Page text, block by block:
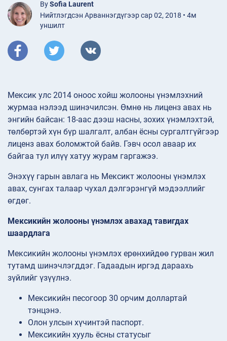
BySofia Laurent
Нийтлэгдсэн Арваннэгдүгээр сар 02, 2018 • 4м
уншилт
Мексик улс 2014 оноос хойш жолооны үнэмлэхний
журмаа нэлээд шинэчилсэн. Өмнө нь лиценз авах нь
энгийн байсан: 18-аас дээш насны, зохих үнэмлэхтэй,
төлбөртэй хүн бүр шалгалт, албан ёсны сургалтгүйгээр
лиценз авах боломжтой байв. Гэвч осол аваар их
байгаа тул илүү хатуу журам гаргажээ.
Энэхүү гарын авлага нь Мексикт жолооны үнэмлэх
авах, сунгах талаар чухал дэлгэрэнгүй мэдээллийг
өгдөг.
Мексикийн жолооны үнэмлэх авахад тавигдах
шаардлага
Мексикийн жолооны үнэмлэх ерөнхийдөө гурван жил
тутамд шинэчлэгддэг. Гадаадын иргэд дараахь
зүйлийг үзүүлнэ.
Мексикийн песогоор 30 орчим доллартай
тэнцэнэ.
Олон улсын хүчинтэй паспорт.
Мексикийн хууль ёсны статусыг